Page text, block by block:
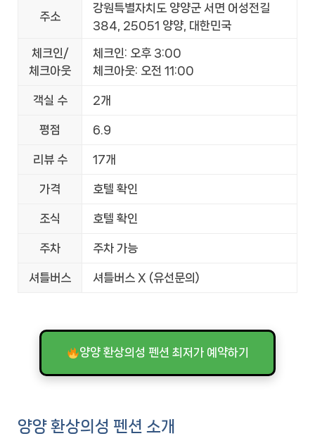
주소
강원특별자치도 양양군 서면 어성전길
384, 25051 양양, 대한민국
체크인/
체크아웃
체크인: 오후 3:00
체크아웃: 오전 11:00
객실 수 2개
평점 6.9
리뷰 수 17개
가격 호텔 확인
조식 호텔 확인
주차 주차 가능
셔틀버스 셔틀버스 X (유선문의)
양양 환상의성 펜션 최저가 예약하기
양양 환상의성 펜션 소개